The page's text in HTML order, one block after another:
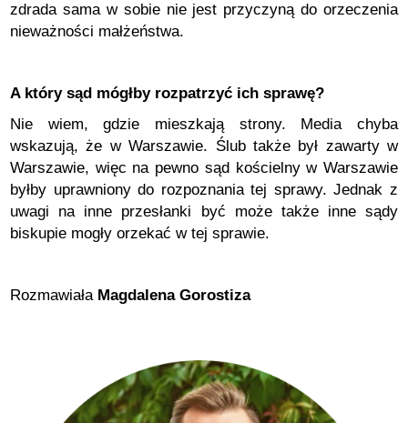
zdrada sama w sobie nie jest przyczyną do orzeczenia
nieważności małżeństwa.
A który sąd mógłby rozpatrzyć ich sprawę?
Nie wiem, gdzie mieszkają strony. Media chyba
wskazują, że w Warszawie. Ślub także był zawarty w
Warszawie, więc na pewno sąd kościelny w Warszawie
byłby uprawniony do rozpoznania tej sprawy. Jednak z
uwagi na inne przesłanki być może także inne sądy
biskupie mogły orzekać w tej sprawie.
Rozmawiała Magdalena Gorostiza